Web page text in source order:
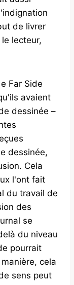
de livrer
lecteur,
Far Side
avaient
dessinée –
dessinée,
Cela
l'ont fait
du travail de
des
se
du niveau
pourrait
cela
sens peut